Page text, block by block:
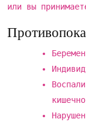
или вы